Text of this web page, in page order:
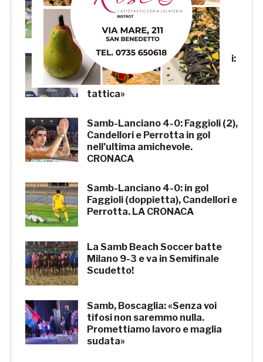
Samb-Lanciano 4-0, Pierantoni:
«Samb ben organizzata,
Boscaglia è un maestro di
tattica»
Samb-Lanciano 4-0: Faggioli (2),
Candellori e Perrotta in gol
nell’ultima amichevole.
CRONACA
Samb-Lanciano 4-0: in gol
Faggioli (doppietta), Candellori e
Perrotta. LA CRONACA
La Samb Beach Soccer batte
Milano 9-3 e va in Semifinale
Scudetto!
Samb, Boscaglia: «Senza voi
tifosi non saremmo nulla.
Promettiamo lavoro e maglia
sudata»